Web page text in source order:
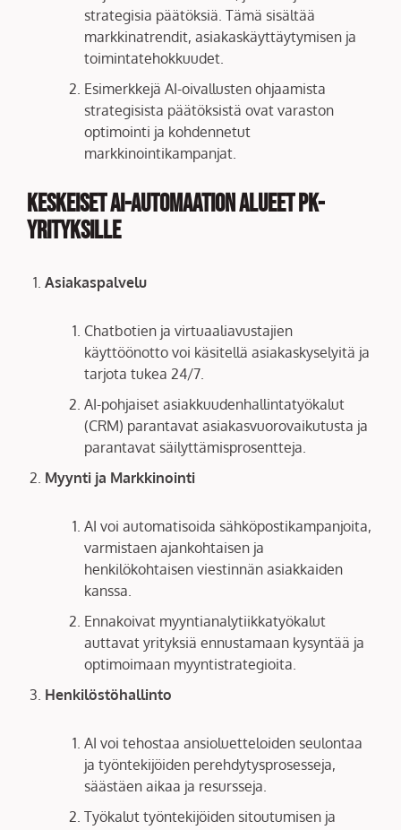
strategisia päätöksiä. Tämä sisältää
markkinatrendit, asiakaskäyttäytymisen ja
toimintatehokkuudet.
Esimerkkejä AI-oivallusten ohjaamista
strategisista päätöksistä ovat varaston
optimointi ja kohdennetut
markkinointikampanjat.
Keskeiset AI-automaation Alueet PK-
yrityksille
Asiakaspalvelu
Chatbotien ja virtuaaliavustajien
käyttöönotto voi käsitellä asiakaskyselyitä ja
tarjota tukea 24/7.
AI-pohjaiset asiakkuudenhallintatyökalut
(CRM) parantavat asiakasvuorovaikutusta ja
parantavat säilyttämisprosentteja.
Myynti ja Markkinointi
AI voi automatisoida sähköpostikampanjoita,
varmistaen ajankohtaisen ja
henkilökohtaisen viestinnän asiakkaiden
kanssa.
Ennakoivat myyntianalytiikkatyökalut
auttavat yrityksiä ennustamaan kysyntää ja
optimoimaan myyntistrategioita.
Henkilöstöhallinto
AI voi tehostaa ansioluetteloiden seulontaa
ja työntekijöiden perehdytysprosesseja,
säästäen aikaa ja resursseja.
Työkalut työntekijöiden sitoutumisen ja